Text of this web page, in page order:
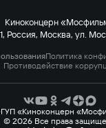
Киноконцерн
Россия, Москва, ул.
Политика
Противодействие
«Киноконцерн
© 2026 Все права